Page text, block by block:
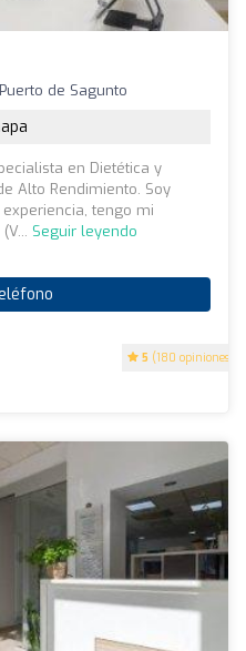
5 (180 opiniones)
de Sagunto
en Dietética y
Alto Rendimiento. Soy
tengo mi
Seguir leyendo